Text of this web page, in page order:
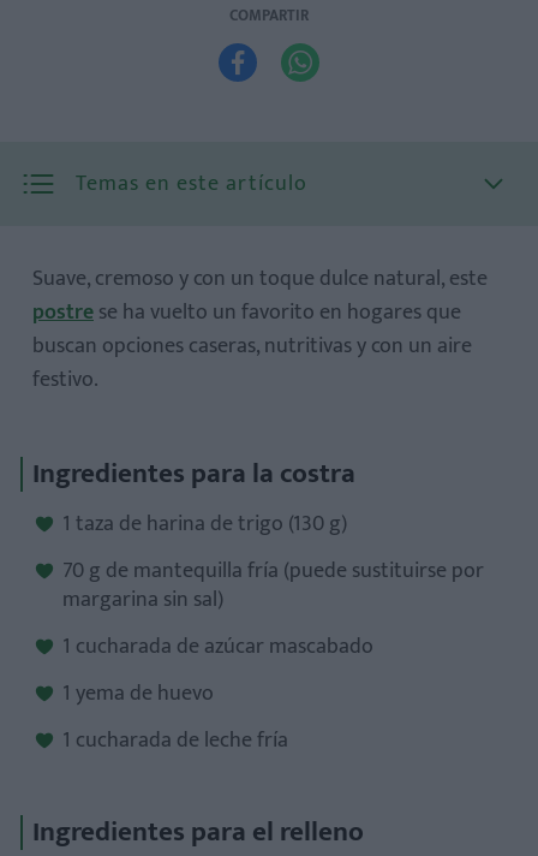
COMPARTIR
 
Temas en este artículo
Prepara la base
Haz el relleno
Arma y hornea
¿Cómo hacerlo más saludable?
Suave, cremoso y con un toque dulce natural, este
postrese ha vuelto un favorito en hogares que
buscan opciones caseras, nutritivas y con un aire
festivo.
Ingredientes para la costra
1 taza de harina de trigo (130 g)
70 g de mantequilla fría (puede sustituirse por
margarina sin sal)
1 cucharada de azúcar mascabado
1 yema de huevo
1 cucharada de leche fría
Ingredientes para el relleno